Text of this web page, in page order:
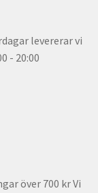
levererar vi
- 20:00
över 700 kr Vi